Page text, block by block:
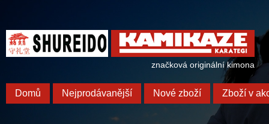
značková originální kimona
Domů Nejprodávanější Nové zboží Zboží v